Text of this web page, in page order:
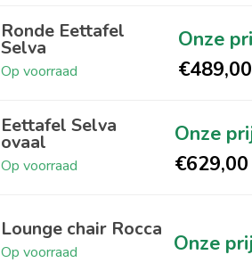
Ronde Eettafel
Selva
Op voorraad €489,00
Eettafel Selva
ovaal
Op voorraad €629,00
Lounge chair Rocca
Op voorraad